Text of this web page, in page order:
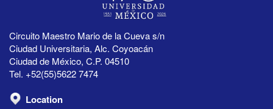
Circuito Maestro Mario de la Cueva s/n
Ciudad Universitaria, Alc. Coyoacán
Ciudad de México, C.P. 04510
Tel. +52(55)5622 7474
Location